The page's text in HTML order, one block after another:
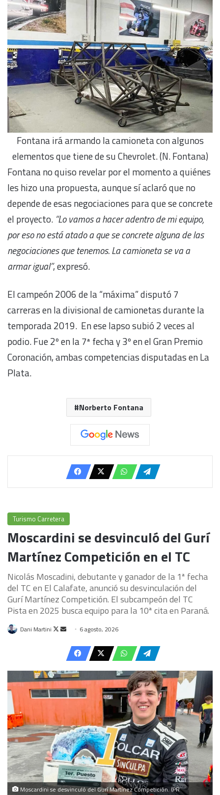
Fontana irá armando la camioneta con algunos
elementos que tiene de su Chevrolet. (N. Fontana)
Fontana no quiso revelar por el momento a quiénes
les hizo una propuesta, aunque sí aclaró que no
depende de esas negociaciones para que se concrete
el proyecto. “Lo vamos a hacer adentro de mi equipo,
por eso no está atado a que se concrete alguna de las
negociaciones que tenemos. La camioneta se va a
armar igual”, expresó.
El campeón 2006 de la “máxima” disputó 7
carreras en la divisional de camionetas durante la
temporada 2019. En ese lapso subió 2 veces al
podio. Fue 2º en la 7ª fecha y 3º en el Gran Premio
Coronación, ambas competencias disputadas en La
Plata.
Norberto Fontana